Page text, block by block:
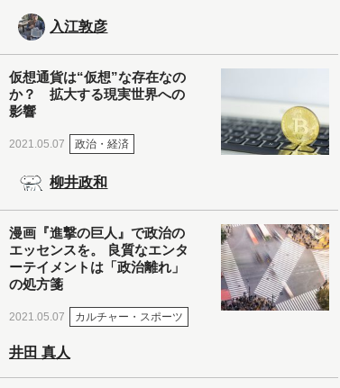
入江敦彦
仮想通貨は“仮想”な存在なの
か？ 拡大する現実世界への
影響
2021.05.07 政治・経済
柳井政和
漫画『進撃の巨人』で政治の
エッセンスを。 良質なエンタ
ーテイメントは「政治離れ」
の処方箋
2021.05.07 カルチャー・スポーツ
井田 真人